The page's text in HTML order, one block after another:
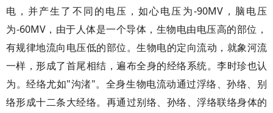
电，并产生了不同的电压，如心电压为-90MV，脑电压
为-60MV，由于人体是一个导体，生物电由电压高的部位，
有规律地流向电压低的部位。生物电的定向流动，就象河流
一样，形成了首尾相结，遍布全身的经络系统。李时珍也认
为。经络尤如"沟渚"。全身生物电流动通过浮络、孙络、别
络形成十二条大经络。再通过别络、孙络、浮络联络身体的